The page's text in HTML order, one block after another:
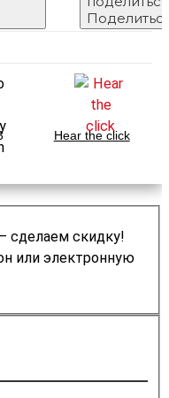
Hear the click
сделаем скидку!
или электронную